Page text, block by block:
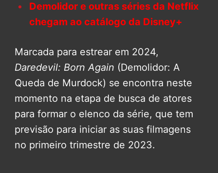
Demolidor e outras séries da Netflix
chegam ao catálogo da Disney+
Marcada para estrear em 2024,
Daredevil: Born Again (Demolidor: A
Queda de Murdock) se encontra neste
momento na etapa de busca de atores
para formar o elenco da série, que tem
previsão para iniciar as suas filmagens
no primeiro trimestre de 2023.